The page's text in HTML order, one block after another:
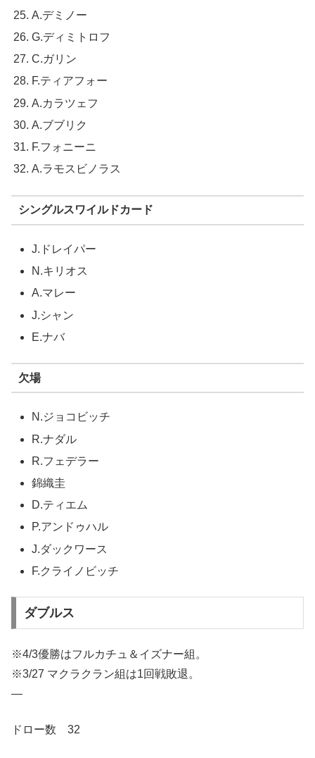
A.デミノー
G.ディミトロフ
C.ガリン
F.ティアフォー
A.カラツェフ
A.ブブリク
F.フォニーニ
A.ラモスビノラス
シングルスワイルドカード
J.ドレイパー
N.キリオス
A.マレー
J.シャン
E.ナバ
欠場
N.ジョコビッチ
R.ナダル
R.フェデラー
錦織圭
D.ティエム
P.アンドゥハル
J.ダックワース
F.クライノビッチ
ダブルス
※4/3優勝はフルカチュ＆イズナー組。
※3/27 マクラクラン組は1回戦敗退。
—
ドロー数 32